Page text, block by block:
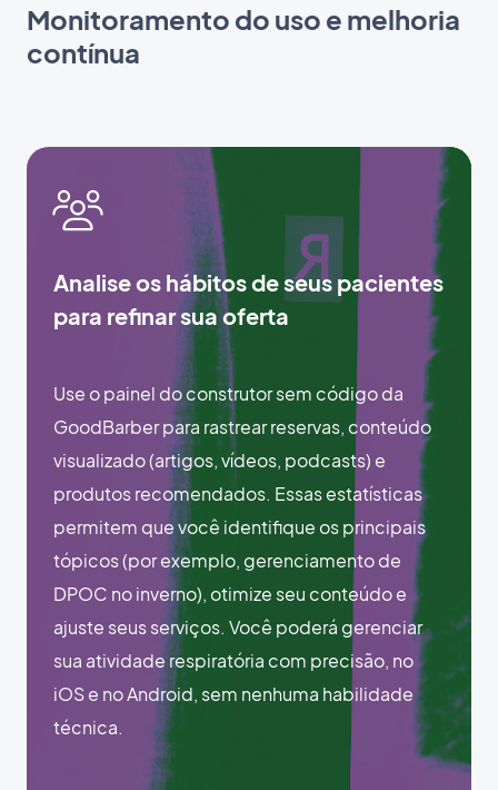
Monitoramento do uso e melhoria
contínua
Analise os hábitos de seus pacientes
para refinar sua oferta
Use o painel do construtor sem código da
GoodBarber para rastrear reservas, conteúdo
visualizado (artigos, vídeos, podcasts) e
produtos recomendados. Essas estatísticas
permitem que você identifique os principais
tópicos (por exemplo, gerenciamento de
DPOC no inverno), otimize seu conteúdo e
ajuste seus serviços. Você poderá gerenciar
sua atividade respiratória com precisão, no
iOS e no Android, sem nenhuma habilidade
técnica.